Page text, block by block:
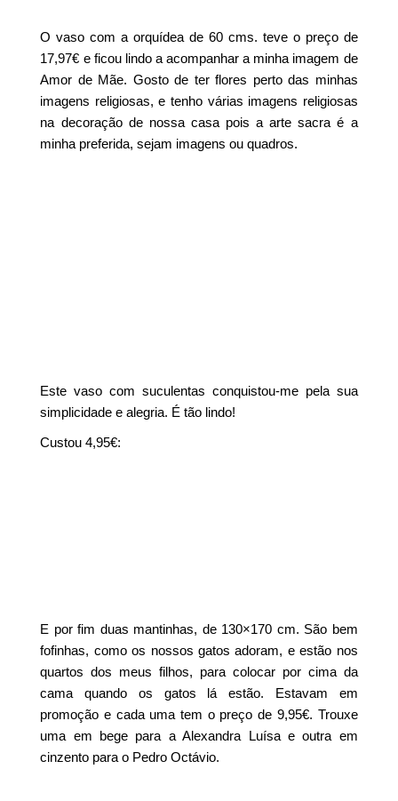
O vaso com a orquídea de 60 cms. teve o preço de
17,97€ e ficou lindo a acompanhar a minha imagem de
Amor de Mãe. Gosto de ter flores perto das minhas
imagens religiosas, e tenho várias imagens religiosas
na decoração de nossa casa pois a arte sacra é a
minha preferida, sejam imagens ou quadros.
Este vaso com suculentas conquistou-me pela sua
simplicidade e alegria. É tão lindo!
Custou 4,95€:
E por fim duas mantinhas, de 130×170 cm. São bem
fofinhas, como os nossos gatos adoram, e estão nos
quartos dos meus filhos, para colocar por cima da
cama quando os gatos lá estão. Estavam em
promoção e cada uma tem o preço de 9,95€. Trouxe
uma em bege para a Alexandra Luísa e outra em
cinzento para o Pedro Octávio.